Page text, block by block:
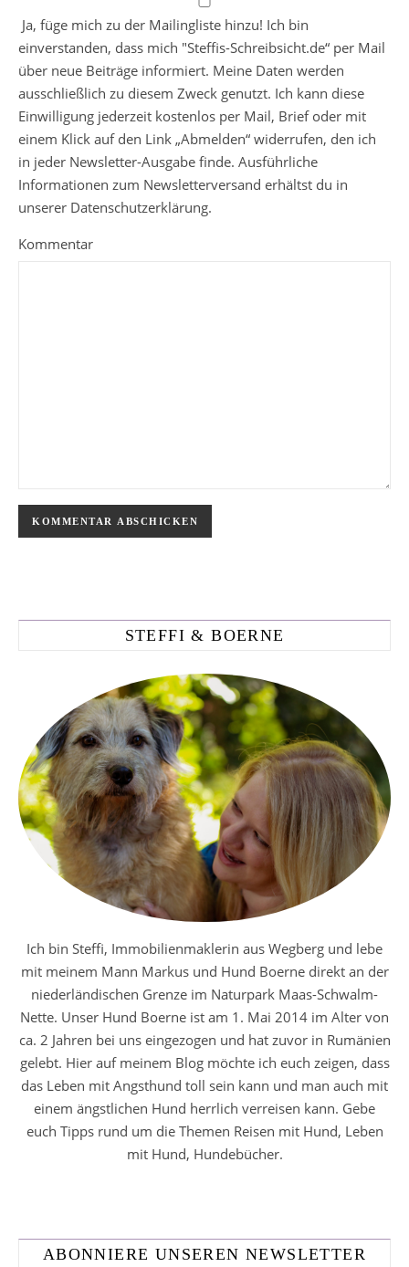
Ja, füge mich zu der Mailingliste hinzu! Ich bin
einverstanden, dass mich "Steffis-Schreibsicht.de“ per Mail
über neue Beiträge informiert. Meine Daten werden
ausschließlich zu diesem Zweck genutzt. Ich kann diese
Einwilligung jederzeit kostenlos per Mail, Brief oder mit
einem Klick auf den Link „Abmelden“ widerrufen, den ich
in jeder Newsletter-Ausgabe finde. Ausführliche
Informationen zum Newsletterversand erhältst du in
unserer Datenschutzerklärung.
Kommentar
STEFFI & BOERNE
Ich bin Steffi, Immobilienmaklerin aus Wegberg und lebe
mit meinem Mann Markus und Hund Boerne direkt an der
niederländischen Grenze im Naturpark Maas-Schwalm-
Nette. Unser Hund Boerne ist am 1. Mai 2014 im Alter von
ca. 2 Jahren bei uns eingezogen und hat zuvor in Rumänien
gelebt. Hier auf meinem Blog möchte ich euch zeigen, dass
das Leben mit Angsthund toll sein kann und man auch mit
einem ängstlichen Hund herrlich verreisen kann. Gebe
euch Tipps rund um die Themen Reisen mit Hund, Leben
mit Hund, Hundebücher.
ABONNIERE UNSEREN NEWSLETTER